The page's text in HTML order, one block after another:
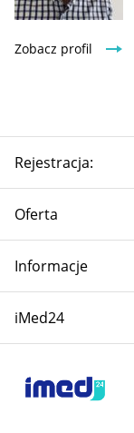
Zobacz profil
Rejestracja:
Oferta
Informacje
iMed24